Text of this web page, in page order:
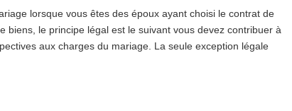
lorsque vous êtes des époux ayant choisi le contrat de
biens, le principe légal est le suivant vous devez contribuer à
aux charges du mariage. La seule exception légale